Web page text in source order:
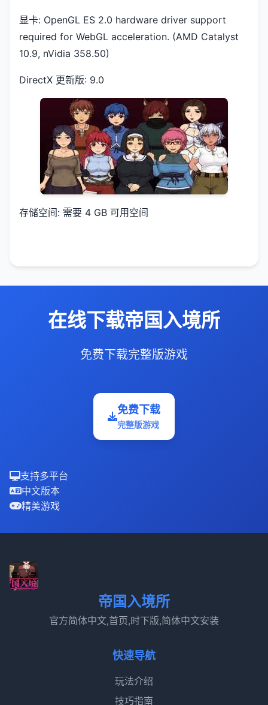
显卡: OpenGL ES 2.0 hardware driver support
required for WebGL acceleration. (AMD Catalyst
10.9, nVidia 358.50)
DirectX 更新版: 9.0
存储空间: 需要 4 GB 可用空间
在线下载帝国入境所
免费下载完整版游戏
免费下载
完整版游戏
支持多平台
中文版本
精美游戏
帝国入境所
官方简体中文,首页,时下版,简体中文安装
快速导航
玩法介绍
技巧指南